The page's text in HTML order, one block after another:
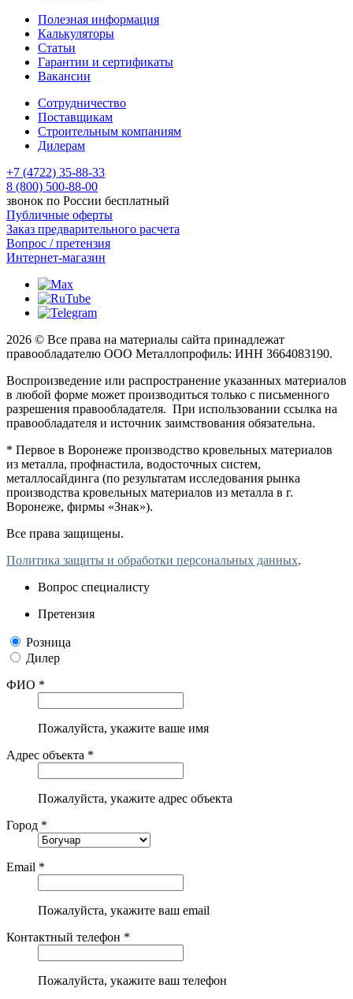
Полезная информация
Калькуляторы
Статьи
Гарантии и сертификаты
Вакансии
Сотрудничество
Поставщикам
Строительным компаниям
Дилерам
+7 (4722) 35-88-33
8 (800) 500-88-00
звонок по России бесплатный
Публичные оферты
Заказ предварительного расчета
Вопрос / претензия
Интернет-магазин
2026 © Все права на материалы сайта принадлежат
правообладателю ООО Металлопрофиль: ИНН 3664083190.
Воспроизведение или распространение указанных материалов
в любой форме может производиться только с письменного
разрешения правообладателя. При использовании ссылка на
правообладателя и источник заимствования обязательна.
* Первое в Воронеже производство кровельных материалов
из металла, профнастила, водосточных систем,
металлосайдинга (по результатам исследования рынка
производства кровельных материалов из металла в г.
Воронеже, фирмы «Знак»).
Все права защищены.
Политика защиты и обработки персональных данных.
Вопрос специалисту
Претензия
Розница
Дилер
ФИО *
Пожалуйста, укажите ваше имя
Адрес объекта *
Пожалуйста, укажите адрес объекта
Город *
Email *
Пожалуйста, укажите ваш email
Контактный телефон *
Пожалуйста, укажите ваш телефон